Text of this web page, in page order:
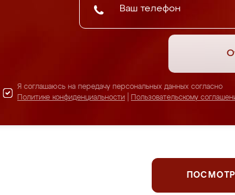
Я соглашаюсь на передачу персональных данных согласно
Политике конфиденциальности
Пользовательскому